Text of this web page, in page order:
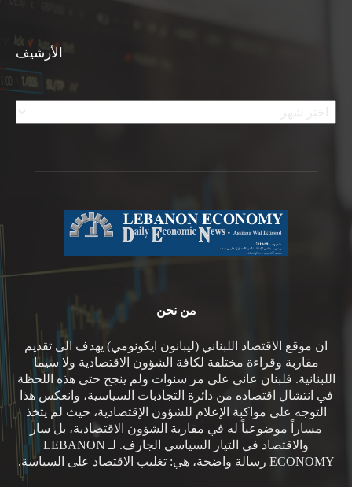
الأرشيف
الأرشيف
من نحن
ان موقع الاقتصاد اللبناني (ليبانون ايكونومي) يهدف الى تقديم
مقاربة وقراءة مختلفة لكافة الشؤون الاقتصادية ولا سيما
اللبنانية. فلبنان عانى على مر سنوات ولم ينجح حتى هذه اللحظة
في انتشال اقتصاده من دائرة التجاذبات السياسية، وانعكس هذا
التوجه على مواكبة الإعلام للشؤون الإقتصادية، حيث لم يتخذ
مساراً موضوعياً له في مقاربة الشؤون الاقتصادية، بل سار
والاقتصاد في التيار السياسي الجارف. لـ LEBANON
ECONOMY رسالة واضحة، هي: تغليب الاقتصاد على السياسة.